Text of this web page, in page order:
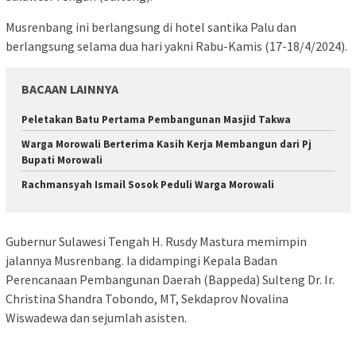
Musrenbang ini berlangsung di hotel santika Palu dan
berlangsung selama dua hari yakni Rabu-Kamis (17-18/4/2024).
BACAAN LAINNYA
Peletakan Batu Pertama Pembangunan Masjid Takwa
Warga Morowali Berterima Kasih Kerja Membangun dari Pj
Bupati Morowali
Rachmansyah Ismail Sosok Peduli Warga Morowali
Gubernur Sulawesi Tengah H. Rusdy Mastura memimpin
jalannya Musrenbang. Ia didampingi Kepala Badan
Perencanaan Pembangunan Daerah (Bappeda) Sulteng Dr. Ir.
Christina Shandra Tobondo, MT, Sekdaprov Novalina
Wiswadewa dan sejumlah asisten.